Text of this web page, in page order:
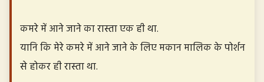
कमरे में आने जाने का रास्ता एक ही था.
यानि कि मेरे कमरे में आने जाने के लिए मकान मालिक के पोर्शन
से होकर ही रास्ता था.